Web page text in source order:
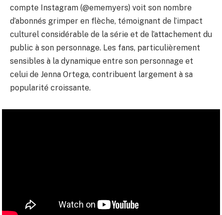
compte Instagram (@ememyers) voit son nombre
d’abonnés grimper en flèche, témoignant de l’impact
culturel considérable de la série et de l’attachement du
public à son personnage. Les fans, particulièrement
sensibles à la dynamique entre son personnage et
celui de Jenna Ortega, contribuent largement à sa
popularité croissante.